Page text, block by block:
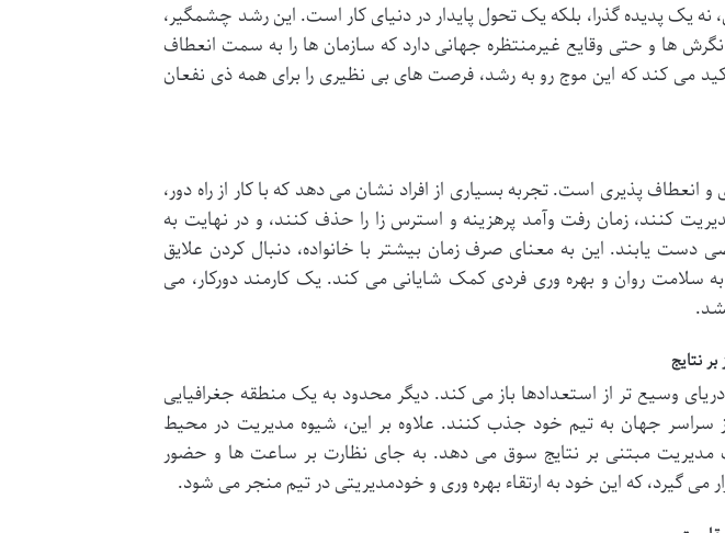
نه یک پدیده گذرا، بلکه یک تحول پایدار در دنیای کار است. این رشد چشمگیر،
ها و حتی وقایع غیرمنتظره جهانی دارد که سازمان ها را به سمت انعطاف
می کند که این موج رو به رشد، فرصت های بی نظیری را برای همه ذی نفعان
و انعطاف پذیری است. تجربه بسیاری از افراد نشان می دهد که با کار از راه دور،
کنند، زمان رفت وآمد پرهزینه و استرس زا را حذف کنند، و در نهایت به
یابند. این به معنای صرف زمان بیشتر با خانواده، دنبال کردن علایق
سلامت روان و بهره وری فردی کمک شایانی می کند. یک کارمند دورکار، می
نتایج
دریای وسیع تر از استعدادها باز می کند. دیگر محدود به یک منطقه جغرافیایی
سراسر جهان به تیم خود جذب کنند. علاوه بر این، شیوه مدیریت در محیط
مدیریت مبتنی بر نتایج سوق می دهد. به جای نظارت بر ساعت ها و حضور
می گیرد، که این خود به ارتقاء بهره وری و خودمدیریتی در تیم منجر می شود.